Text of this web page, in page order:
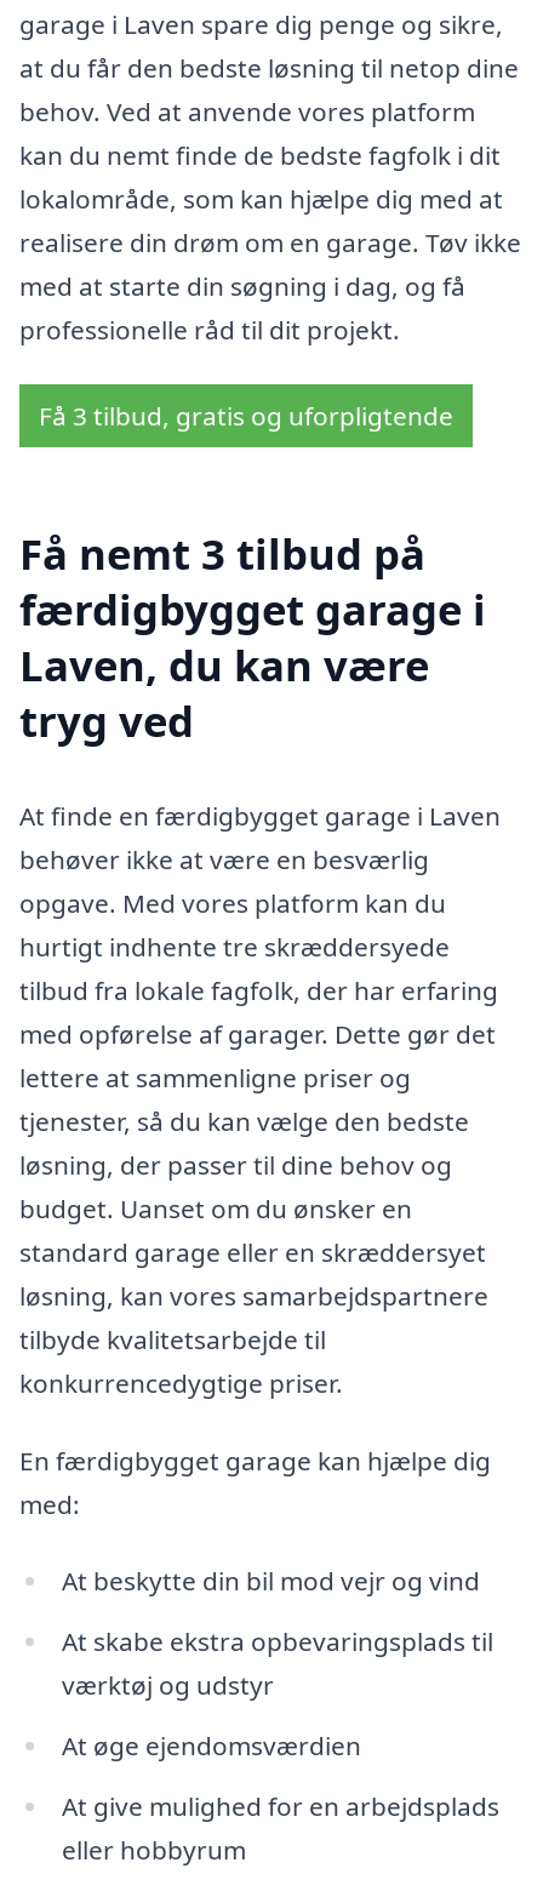
garage i Laven spare dig penge og sikre,
at du får den bedste løsning til netop dine
behov. Ved at anvende vores platform
kan du nemt finde de bedste fagfolk i dit
lokalområde, som kan hjælpe dig med at
realisere din drøm om en garage. Tøv ikke
med at starte din søgning i dag, og få
professionelle råd til dit projekt.
Få 3 tilbud, gratis og uforpligtende
Få nemt 3 tilbud på
færdigbygget garage i
Laven, du kan være
tryg ved
At finde en færdigbygget garage i Laven
behøver ikke at være en besværlig
opgave. Med vores platform kan du
hurtigt indhente tre skræddersyede
tilbud fra lokale fagfolk, der har erfaring
med opførelse af garager. Dette gør det
lettere at sammenligne priser og
tjenester, så du kan vælge den bedste
løsning, der passer til dine behov og
budget. Uanset om du ønsker en
standard garage eller en skræddersyet
løsning, kan vores samarbejdspartnere
tilbyde kvalitetsarbejde til
konkurrencedygtige priser.
En færdigbygget garage kan hjælpe dig
med:
At beskytte din bil mod vejr og vind
At skabe ekstra opbevaringsplads til
værktøj og udstyr
At øge ejendomsværdien
At give mulighed for en arbejdsplads
eller hobbyrum